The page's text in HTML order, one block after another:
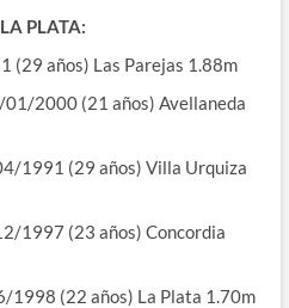
PLATA:
(29 años) Las Parejas 1.88m
2000 (21 años) Avellaneda
1991 (29 años) Villa Urquiza
1997 (23 años) Concordia
(22 años) La Plata 1.70m